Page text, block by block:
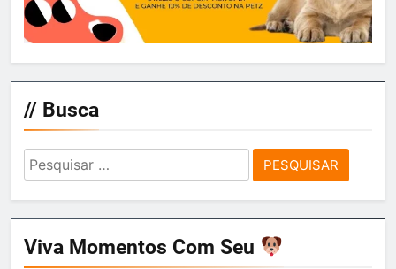
// Busca
Pesquisar
por:
Viva Momentos Com Seu